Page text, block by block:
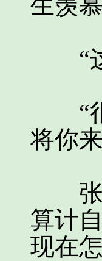
“这
“很
将你
张
算计
现在